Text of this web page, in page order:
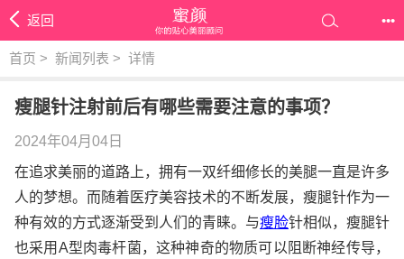
返回 •••
首页 > 新闻列表 > 详情
瘦腿针注射前后有哪些需要注意的事项？
2024年04月04日
在追求美丽的道路上，拥有一双纤细修长的美腿一直是许多
人的梦想。而随着医疗美容技术的不断发展，瘦腿针作为一
种有效的方式逐渐受到人们的青睐。与瘦脸针相似，瘦腿针
也采用A型肉毒杆菌，这种神奇的物质可以阻断神经传导，